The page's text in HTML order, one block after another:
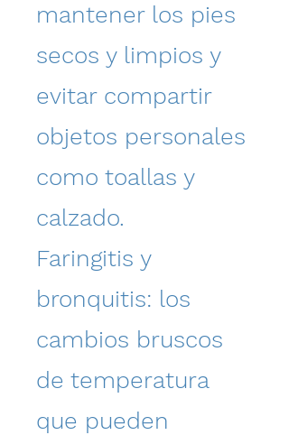
mantener los pies
secos y limpios y
evitar compartir
objetos personales
como toallas y
calzado.
Faringitis y
bronquitis: los
cambios bruscos
de temperatura
que pueden